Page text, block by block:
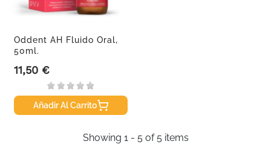
Oddent AH Fluido Oral,
50ml.
Precio
11,50 €
Añadir Al Carrito
Showing 1 - 5 of 5 items